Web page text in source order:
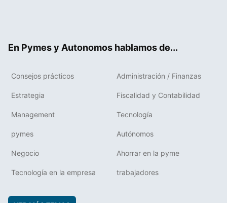
En Pymes y Autonomos hablamos de...
Consejos prácticos Administración / Finanzas
Estrategia Fiscalidad y Contabilidad
Management Tecnología
pymes Autónomos
Negocio Ahorrar en la pyme
Tecnología en la empresa trabajadores